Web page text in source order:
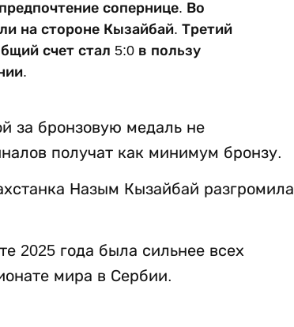
сопернице. Во
на стороне Кызайбай. Третий
счет стал 5:0 в пользу
за бронзовую медаль не
получат как минимум бронзу.
Назым Кызайбай разгромила
2025 года была сильнее всех
мира в Сербии.